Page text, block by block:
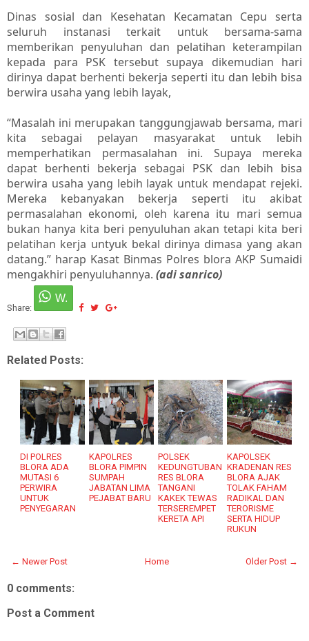
Dinas sosial dan Kesehatan Kecamatan Cepu serta
seluruh instanasi terkait untuk bersama-sama
memberikan penyuluhan dan pelatihan keterampilan
kepada para PSK tersebut supaya dikemudian hari
dirinya dapat berhenti bekerja seperti itu dan lebih bisa
berwira usaha yang lebih layak,
“Masalah ini merupakan tanggungjawab bersama, mari
kita sebagai pelayan masyarakat untuk lebih
memperhatikan permasalahan ini. Supaya mereka
dapat berhenti bekerja sebagai PSK dan lebih bisa
berwira usaha yang lebih layak untuk mendapat rejeki.
Mereka kebanyakan bekerja seperti itu akibat
permasalahan ekonomi, oleh karena itu mari semua
bukan hanya kita beri penyuluhan akan tetapi kita beri
pelatihan kerja untyuk bekal dirinya dimasa yang akan
datang.” harap Kasat Binmas Polres blora AKP Sumaidi
mengakhiri penyuluhannya. (adi sanrico)
Share:
Related Posts:
DI POLRES
BLORA ADA
MUTASI 6
PERWIRA
UNTUK
PENYEGARAN
KAPOLRES
BLORA PIMPIN
SUMPAH
JABATAN LIMA
PEJABAT BARU
POLSEK
KEDUNGTUBAN
RES BLORA
TANGANI
KAKEK TEWAS
TERSEREMPET
KERETA API
KAPOLSEK
KRADENAN RES
BLORA AJAK
TOLAK FAHAM
RADIKAL DAN
TERORISME
SERTA HIDUP
RUKUN
← Newer Post Older Post →
Home
0 comments:
Post a Comment